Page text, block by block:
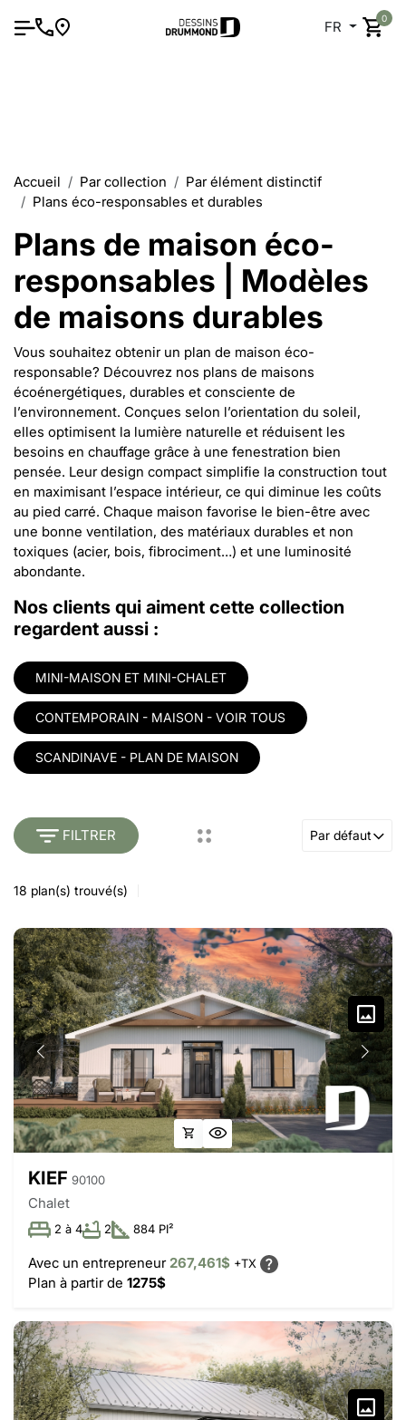
FR
0
Accueil Par collection
Par élément distinctif
Plans éco-responsables et durables
Plans de maison éco-
responsables | Modèles
de maisons durables
Vous souhaitez obtenir un plan de maison éco-
responsable? Découvrez nos plans de maisons
écoénergétiques, durables et consciente de
l’environnement. Conçues selon l’orientation du soleil,
elles optimisent la lumière naturelle et réduisent les
besoins en chauffage grâce à une fenestration bien
pensée. Leur design compact simplifie la construction tout
en maximisant l’espace intérieur, ce qui diminue les coûts
au pied carré. Chaque maison favorise le bien-être avec
une bonne ventilation, des matériaux durables et non
toxiques (acier, bois, fibrociment…) et une luminosité
abondante.
Nos clients qui aiment cette collection
regardent aussi :
MINI-MAISON ET MINI-CHALET
CONTEMPORAIN - MAISON - VOIR TOUS
SCANDINAVE - PLAN DE MAISON
FILTRER Par défaut
18 plan(s) trouvé(s)
KIEF 90100
Chalet
2 à 4 2 884 PI²
Avec un entrepreneur267,461$ +TX
Plan à partir de 1275$